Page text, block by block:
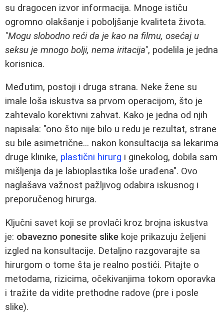
su dragocen izvor informacija. Mnoge ističu
ogromno olakšanje i poboljšanje kvaliteta života.
"Mogu slobodno reći da je kao na filmu, osećaj u
seksu je mnogo bolji, nema iritacija", podelila je jedna
korisnica.
Međutim, postoji i druga strana. Neke žene su
imale loša iskustva sa prvom operacijom, što je
zahtevalo korektivni zahvat. Kako je jedna od njih
napisala: "ono što nije bilo u redu je rezultat, strane
su bile asimetrične... nakon konsultacija sa lekarima
druge klinike, plastični hirurg i ginekolog, dobila sam
mišljenja da je labioplastika loše urađena". Ovo
naglašava važnost pažljivog odabira iskusnog i
preporučenog hirurga.
Ključni savet koji se provlači kroz brojna iskustva
je: obavezno ponesite slike koje prikazuju željeni
izgled na konsultacije. Detaljno razgovarajte sa
hirurgom o tome šta je realno postići. Pitajte o
metodama, rizicima, očekivanjima tokom oporavka
i tražite da vidite prethodne radove (pre i posle
slike).